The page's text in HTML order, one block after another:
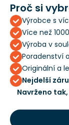
Proč si
Výrobce s
Více než
Výroba v
Poradenství
Originální a
Nejdelší
Navrženo